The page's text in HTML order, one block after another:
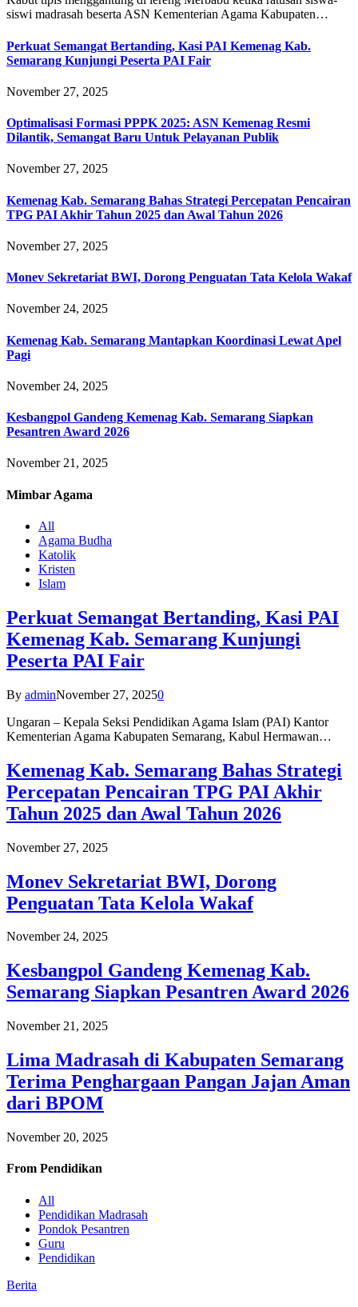
siswi madrasah beserta ASN Kementerian Agama Kabupaten…
Perkuat Semangat Bertanding, Kasi PAI Kemenag Kab.
Semarang Kunjungi Peserta PAI Fair
November 27, 2025
Optimalisasi Formasi PPPK 2025: ASN Kemenag Resmi
Dilantik, Semangat Baru Untuk Pelayanan Publik
November 27, 2025
Kemenag Kab. Semarang Bahas Strategi Percepatan Pencairan
TPG PAI Akhir Tahun 2025 dan Awal Tahun 2026
November 27, 2025
Monev Sekretariat BWI, Dorong Penguatan Tata Kelola Wakaf
November 24, 2025
Kemenag Kab. Semarang Mantapkan Koordinasi Lewat Apel
Pagi
November 24, 2025
Kesbangpol Gandeng Kemenag Kab. Semarang Siapkan
Pesantren Award 2026
November 21, 2025
Mimbar Agama
All
Agama Budha
Katolik
Kristen
Islam
Perkuat Semangat Bertanding, Kasi PAI
Kemenag Kab. Semarang Kunjungi
Peserta PAI Fair
By adminNovember 27, 20250
Ungaran – Kepala Seksi Pendidikan Agama Islam (PAI) Kantor
Kementerian Agama Kabupaten Semarang, Kabul Hermawan…
Kemenag Kab. Semarang Bahas Strategi
Percepatan Pencairan TPG PAI Akhir
Tahun 2025 dan Awal Tahun 2026
November 27, 2025
Monev Sekretariat BWI, Dorong
Penguatan Tata Kelola Wakaf
November 24, 2025
Kesbangpol Gandeng Kemenag Kab.
Semarang Siapkan Pesantren Award 2026
November 21, 2025
Lima Madrasah di Kabupaten Semarang
Terima Penghargaan Pangan Jajan Aman
dari BPOM
November 20, 2025
From Pendidikan
All
Pendidikan Madrasah
Pondok Pesantren
Guru
Pendidikan
Berita